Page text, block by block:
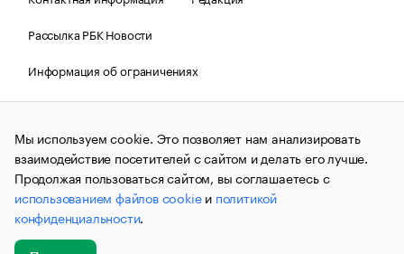
Рассылка РБК Новости
Информация об ограничениях
Правовая информация
О соблюдении авторских прав
© АО «РОСБИЗНЕСКОНСАЛТИНГ»,1995–2026.Сообщения
и материалы информационного агентства «РБК»
(зарегистрировано Федеральной службой по надзору в сфере
связи, информационных технологий и массовых
коммуникаций (Роскомнадзор) 09.12.2015 за номером ИА
№ФС77-63848) сопровождаются пометкой «РБК». Отдельные
публикации могут содержать информацию,
не предназначенную для пользователей
Мы используем cookie. Это позволяет нам анализировать
взаимодействие посетителей с сайтом и делать его лучше.
Продолжая пользоваться сайтом, вы соглашаетесь с
использованием файлов cookieи политикой
конфиденциальности.